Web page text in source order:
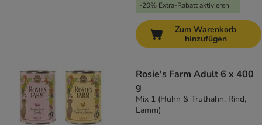
-20% Extra-Rabatt aktivieren
Zum Warenkorb
hinzufügen
Rosie's Farm Adult 6 x 400
g
Mix 1 (Huhn & Truthahn, Rind,
Lamm)